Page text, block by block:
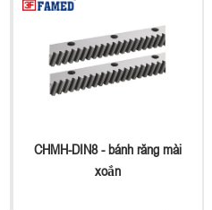
CHMH-DIN8 - bánh răng mài
xoắn